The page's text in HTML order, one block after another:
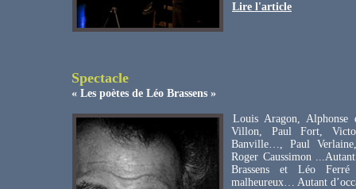
Lire l'article
Spectacle
« Les poètes de Léo Brassens »
Louis Aragon, Alphonse
Villon, Paul Fort,
Banville…, Paul
Roger Caussimon
Brassens et Léo
malheureux… Autant